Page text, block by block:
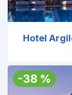
-38 %